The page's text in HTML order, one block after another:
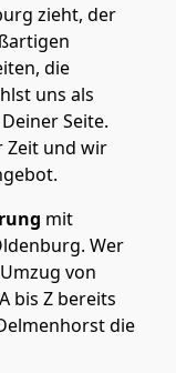
zieht, der
die
uns als
Seite.
Zeit und wir
mit
Wer
von
bis Z bereits
die